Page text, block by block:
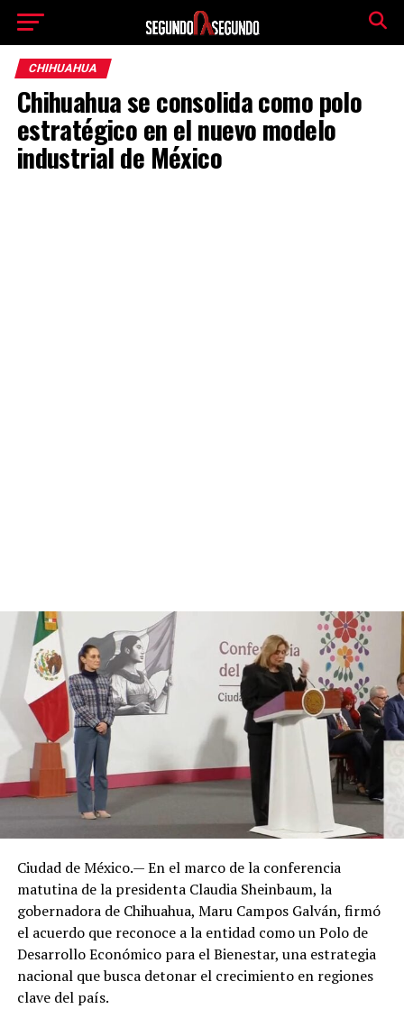
CHIHUAHUA
Chihuahua se consolida como polo
estratégico en el nuevo modelo
industrial de México
Ciudad de México.— En el marco de la conferencia
matutina de la presidenta Claudia Sheinbaum, la
gobernadora de Chihuahua, Maru Campos Galván, firmó
el acuerdo que reconoce a la entidad como un Polo de
Desarrollo Económico para el Bienestar, una estrategia
nacional que busca detonar el crecimiento en regiones
clave del país.